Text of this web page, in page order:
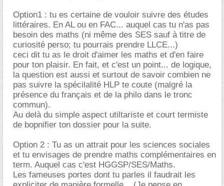
Option1 : tu es certaine de vouloir suivre des études
littéraires. En AL ou en FAC... auquel cas tu n'as pas
besoin des maths (ni même des SES sauf à titre de
curiosité perso; tu pourrais prendre LLCE...)
ceci dit tu as le droit d'aimer les maths et d'en faire
pour ton plaisir. En fait, et c'est un point... de logique,
la question est aussi et surtout de savoir combien ne
pas suivre la spécilalité HLP te coute (malgré la
présence du français et de la philo dans le tronc
commun).
Au delà du simple aspect utiltariste et court termiste
de bopnifier ton dossier pour la suite.
Option 2 : Tu as un attrait pour les sciences sociales
et tu envisages de prendre maths complémentaires en
term. Auquel cas c'est HGGSP/SES/Maths.
Les fameuses portes dont tu parles il faudrait les